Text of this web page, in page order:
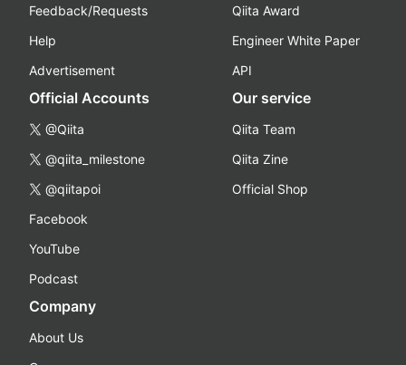
Feedback/Requests
Help
Advertisement
Qiita Award
Engineer White Paper
API
Official Accounts
@Qiita
@qiita_milestone
@qiitapoi
Facebook
YouTube
Podcast
Our service
Qiita Team
Qiita Zine
Official Shop
Company
About Us